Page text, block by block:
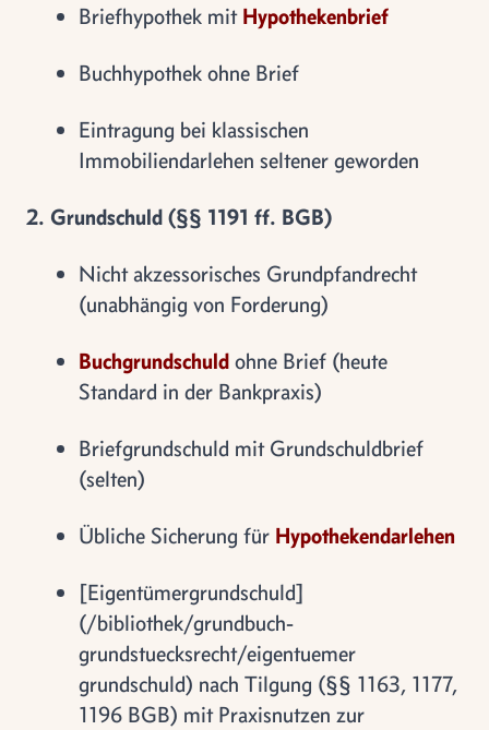
Briefhypothek mit Hypothekenbrief
Buchhypothek ohne Brief
Eintragung bei klassischen
Immobiliendarlehen seltener geworden
2. Grundschuld (§§ 1191 ff. BGB)
Nicht akzessorisches Grundpfandrecht
(unabhängig von Forderung)
Buchgrundschuld ohne Brief (heute
Standard in der Bankpraxis)
Briefgrundschuld mit Grundschuldbrief
(selten)
Übliche Sicherung für Hypothekendarlehen
[Eigentümergrundschuld]
(/bibliothek/grundbuch-
grundstuecksrecht/eigentuemer
grundschuld) nach Tilgung (§§ 1163, 1177,
1196 BGB) mit Praxisnutzen zur